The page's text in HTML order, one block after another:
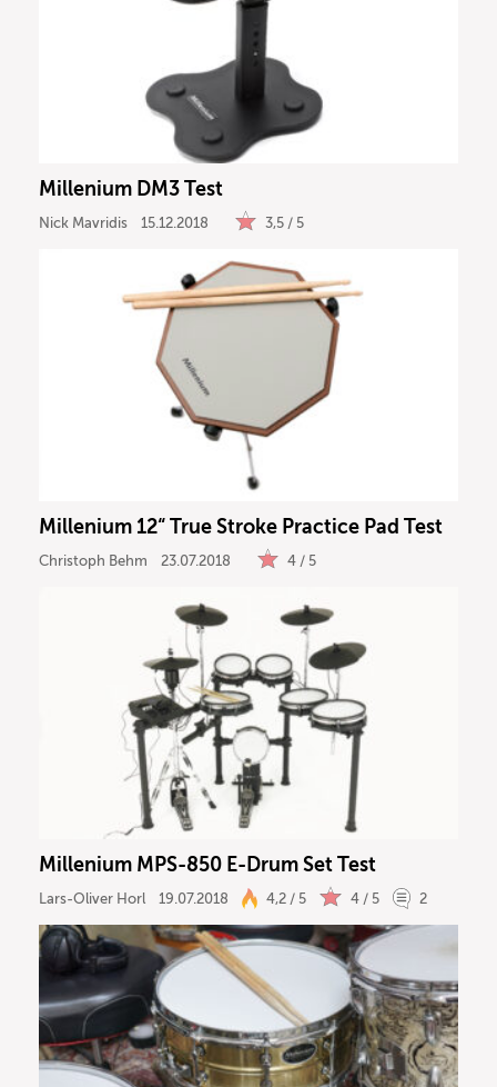
Millenium DM3 Test
Nick Mavridis 15.12.2018 3,5 / 5
Millenium 12“ True Stroke Practice Pad Test
Christoph Behm 23.07.2018 4 / 5
Millenium MPS-850 E-Drum Set Test
Lars-Oliver Horl 19.07.2018 4,2 / 5 4 / 5 2